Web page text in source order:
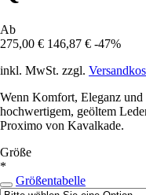
Ab
275,00 € 146,87 € -47%
inkl. MwSt. zzgl.
Wenn Komfort, Eleganz
hochwertigem, geöltem
Proximo von Kavalkade.
Größe
*
Größentabelle